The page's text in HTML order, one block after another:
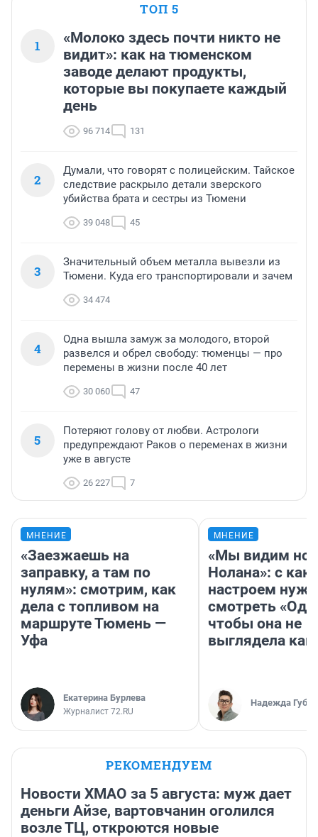
ТОП 5
1
«Молоко здесь почти никто не
видит»: как на тюменском
заводе делают продукты,
которые вы покупаете каждый
день
96 714 131
2
Думали, что говорят с полицейским. Тайское
следствие раскрыло детали зверского
убийства брата и сестры из Тюмени
39 048 45
3
Значительный объем металла вывезли из
Тюмени. Куда его транспортировали и зачем
34 474
4
Одна вышла замуж за молодого, второй
развелся и обрел свободу: тюменцы — про
перемены в жизни после 40 лет
30 060 47
5
Потеряют голову от любви. Астрологи
предупреждают Раков о переменах в жизни
уже в августе
26 227 7
МНЕНИЕ
«Заезжаешь на
заправку, а там по
нулям»: смотрим, как
дела с топливом на
маршруте Тюмень —
Уфа
Екатерина Бурлева
Журналист 72.RU
МНЕНИЕ
«Мы видим
Нолана»: с
настроем
смотреть
чтобы она не
выглядела как
Надежда
РЕКОМЕНДУЕМ
Новости ХМАО за 5 августа: муж дает
деньги Айзе, вартовчанин оголился
возле ТЦ, откроются новые